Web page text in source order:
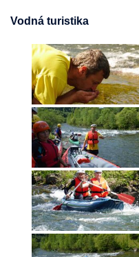
Vodná turistika